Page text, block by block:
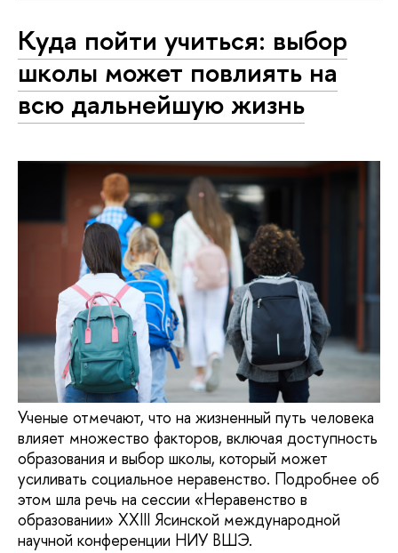
Куда пойти учиться: выбор
школы может повлиять на
всю дальнейшую жизнь
Ученые отмечают, что на жизненный путь человека
влияет множество факторов, включая доступность
образования и выбор школы, который может
усиливать социальное неравенство. Подробнее об
этом шла речь на сессии «Неравенство в
образовании» XXIII Ясинской международной
научной конференции НИУ ВШЭ.